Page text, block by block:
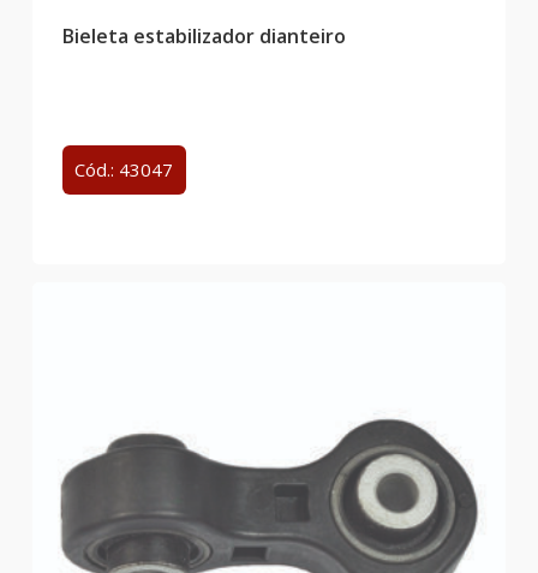
Bieleta estabilizador dianteiro
Cód.: 43047